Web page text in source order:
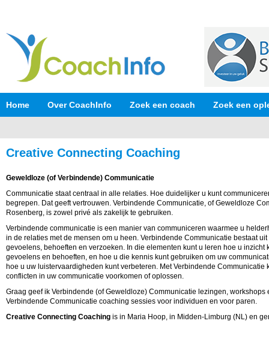
Home Over CoachInfo Zoek een coach Zoek een
Creative Connecting Coaching
Geweldloze (of Verbindende) Communicatie
Communicatie staat centraal in alle relaties. Hoe duidelijker u kunt
begrepen. Dat geeft vertrouwen. Verbindende Communicatie, of Geweldloze
Rosenberg, is zowel privé als zakelijk te gebruiken.
Verbindende communicatie is een manier van communiceren waarmee u
in de relaties met de mensen om u heen. Verbindende Communicatie bestaat
gevoelens, behoeften en verzoeken. In die elementen kunt u leren hoe u inzicht
gevoelens en behoeften, en hoe u die kennis kunt gebruiken om uw
hoe u uw luistervaardigheden kunt verbeteren. Met Verbindende Communicatie
conflicten in uw communicatie voorkomen of oplossen.
Graag geef ik Verbindende (of Geweldloze) Communicatie lezingen, workshops
Verbindende Communicatie coaching sessies voor individuen en voor paren.
Creative Connecting Coaching is in Maria Hoop, in Midden-Limburg (NL) en